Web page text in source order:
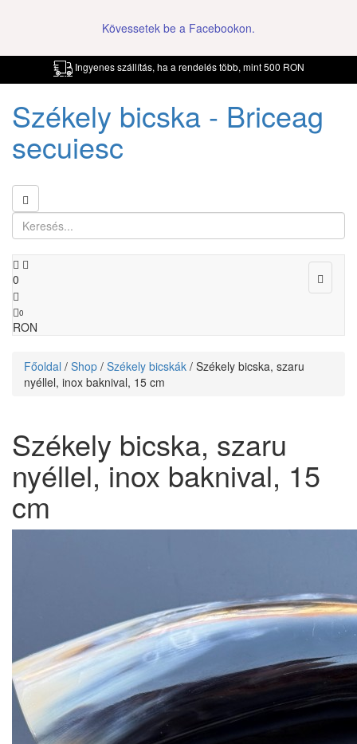
Kövessetek be a Facebookon.
Ingyenes szállítás, ha a rendelés több, mint 500 RON
Székely bicska - Briceag
secuiesc
Toggle
0
0
RON
Főoldal / Shop / Székely bicskák / Székely bicska, szaru
nyéllel, inox baknival, 15 cm
Székely bicska, szaru
nyéllel, inox baknival, 15
cm